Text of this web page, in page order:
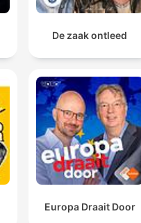
De zaak ontleed
Europa Draait Door